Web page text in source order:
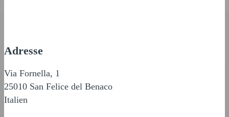
Adresse
Via Fornella, 1
25010 San Felice del Benaco
Italien